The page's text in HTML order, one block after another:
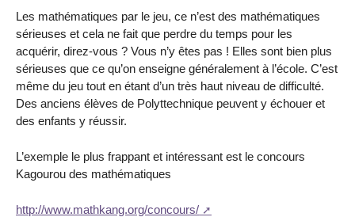
Les mathématiques par le jeu, ce n’est des mathématiques
sérieuses et cela ne fait que perdre du temps pour les
acquérir, direz-vous ? Vous n’y êtes pas ! Elles sont bien plus
sérieuses que ce qu’on enseigne généralement à l’école. C’est
même du jeu tout en étant d’un très haut niveau de difficulté.
Des anciens élèves de Polyttechnique peuvent y échouer et
des enfants y réussir.
L’exemple le plus frappant et intéressant est le concours
Kagourou des mathématiques
http://www.mathkang.org/concours/